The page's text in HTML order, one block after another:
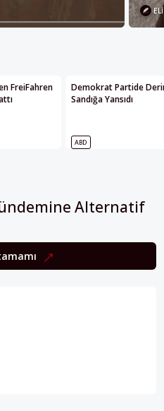
FreiFahren
Demokrat Partide
Sandığa Yansıdı
ABD
Alternatif